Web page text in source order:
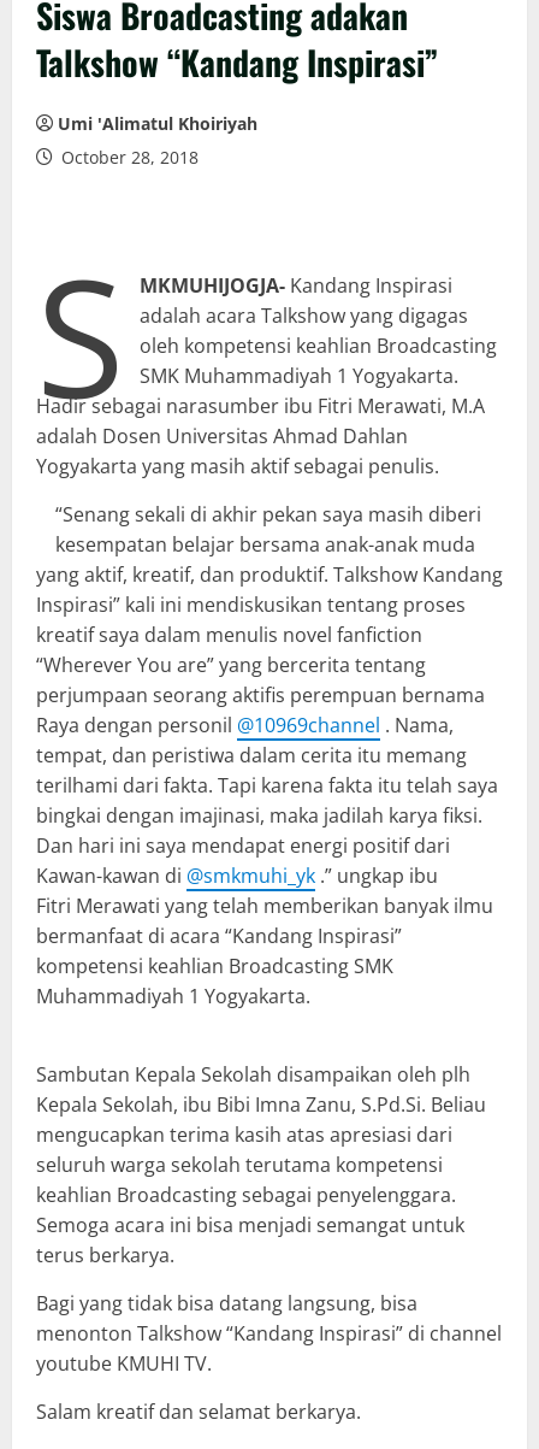
Siswa Broadcasting adakan
Talkshow “Kandang Inspirasi”
Umi 'Alimatul Khoiriyah
October 28, 2018
S MKMUHIJOGJA- Kandang Inspirasi
adalah acara Talkshow yang digagas
oleh kompetensi keahlian Broadcasting
SMK Muhammadiyah 1 Yogyakarta.
Hadir sebagai narasumber ibu Fitri Merawati, M.A
adalah Dosen Universitas Ahmad Dahlan
Yogyakarta yang masih aktif sebagai penulis.
“Senang sekali di akhir pekan saya masih diberi
kesempatan belajar bersama anak-anak muda
yang aktif, kreatif, dan produktif. Talkshow Kandang
Inspirasi” kali ini mendiskusikan tentang proses
kreatif saya dalam menulis novel fanfiction
“Wherever You are” yang bercerita tentang
perjumpaan seorang aktifis perempuan bernama
Raya dengan personil @10969channel . Nama,
tempat, dan peristiwa dalam cerita itu memang
terilhami dari fakta. Tapi karena fakta itu telah saya
bingkai dengan imajinasi, maka jadilah karya fiksi.
Dan hari ini saya mendapat energi positif dari
Kawan-kawan di @smkmuhi_yk .” ungkap ibu
Fitri Merawati yang telah memberikan banyak ilmu
bermanfaat di acara “Kandang Inspirasi”
kompetensi keahlian Broadcasting SMK
Muhammadiyah 1 Yogyakarta.
Sambutan Kepala Sekolah disampaikan oleh plh
Kepala Sekolah, ibu Bibi Imna Zanu, S.Pd.Si. Beliau
mengucapkan terima kasih atas apresiasi dari
seluruh warga sekolah terutama kompetensi
keahlian Broadcasting sebagai penyelenggara.
Semoga acara ini bisa menjadi semangat untuk
terus berkarya.
Bagi yang tidak bisa datang langsung, bisa
menonton Talkshow “Kandang Inspirasi” di channel
youtube KMUHI TV.
Salam kreatif dan selamat berkarya.